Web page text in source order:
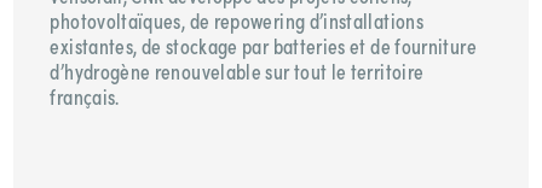
photovoltaïques, de repowering d’installations
existantes, de stockage par batteries et de fourniture
d’hydrogène renouvelable sur tout le territoire
français.